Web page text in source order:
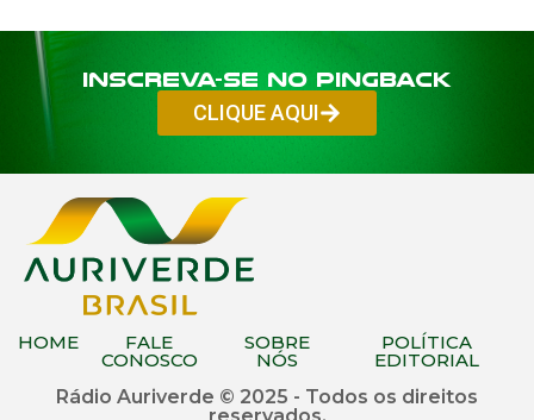
Inscreva-se no PINGBACK
CLIQUE AQUI
HOME FALE
CONOSCO
SOBRE
NÓS
POLÍTICA
EDITORIAL
Rádio Auriverde © 2025 - Todos os direitos